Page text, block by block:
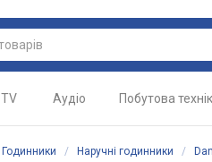
TV Аудіо Побутова
Годинники / Наручні годинники /